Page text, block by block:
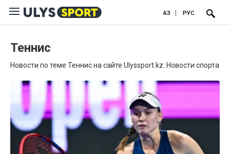
ҚАЗ РУС
Теннис
Новости по теме Теннис на сайте Ulyssport.kz: Новости спорта